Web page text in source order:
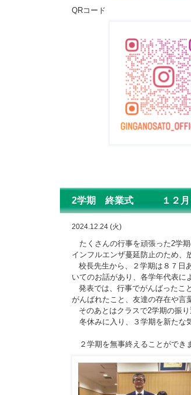
QRコード
2学期 終業式 １２月
2024.12.24 (火)
たくさんの行事を頑張った2学
インフルエンザ蔓延防止のため、
校長先生から、２学期は８７日
いてのお話があり、各学年代表に
発表では、行事でがんばったこ
がんばれたこと、友達の存在や言
そのあとはクラスで2学期の振り
冬休みに入り、３学期を新たな
２学期を無事終えることができ